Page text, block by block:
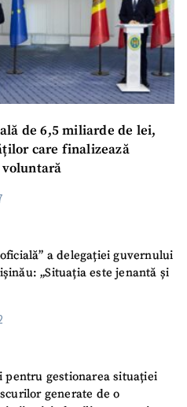
de 6,5 miliarde de lei,
care finalizează
voluntară
a delegației guvernului
„Situația este jenantă și
gestionarea situației
generate de o